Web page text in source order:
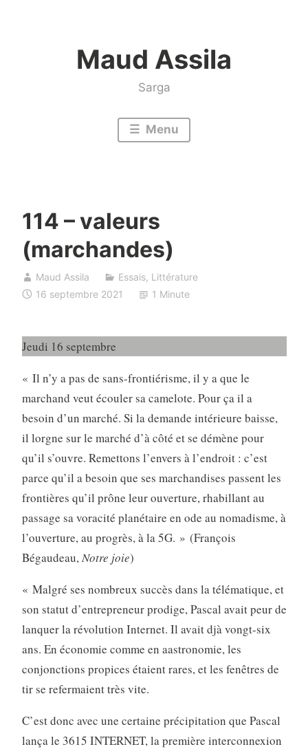
Maud Assila
Sarga
Menu
114 – valeurs
(marchandes)
Maud Assila Essais, Littérature
16 septembre 2021
1 Minute
Jeudi 16 septembre
« Il n’y a pas de sans-frontiérisme, il y a que le
marchand veut écouler sa camelote. Pour ça il a
besoin d’un marché. Si la demande intérieure baisse,
il lorgne sur le marché d’à côté et se démène pour
qu’il s’ouvre. Remettons l’envers à l’endroit : c’est
parce qu’il a besoin que ses marchandises passent les
frontières qu’il prône leur ouverture, rhabillant au
passage sa voracité planétaire en ode au nomadisme, à
l’ouverture, au progrès, à la 5G. » (François
Bégaudeau,Notre joie)
« Malgré ses nombreux succès dans la télématique, et
son statut d’entrepreneur prodige, Pascal avait peur de
lanquer la révolution Internet. Il avait djà vongt-six
ans. En économie comme en aastronomie, les
conjonctions propices étaient rares, et les fenêtres de
tir se refermaient très vite.
C’est donc avec une certaine précipitation que Pascal
lança le 3615 INTERNET, la première interconnexion